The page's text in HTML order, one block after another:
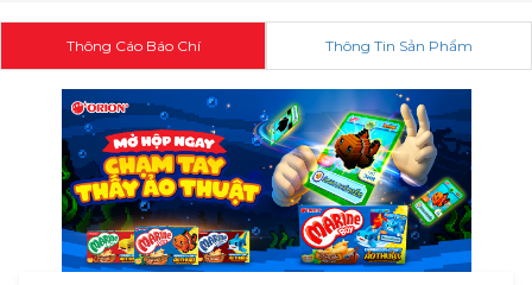
Thông Cáo Báo Chí Thông Tin Sản Phẩm